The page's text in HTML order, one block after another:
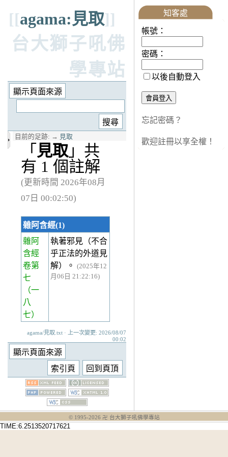
[[agama:見取]]
台大獅子吼佛
學專站
目前的足跡: → 見取
「 見取 」共
有 1 個註解
(更新時間 2026年08月
07日 00:02:50)
雜阿含經(1)
雜阿
含經
卷第
七
（一
八
七）
執著邪見（不合
乎正法的外道見
解）。
(2025年12
月06日 21:22:16)
agama/見取.txt · 上一次變更: 2026/08/07
00:02
知客處
帳號：
密碼：
以後自動登入
忘記密碼？
歡迎註冊以享全權！
© 1995-2026 卍 台大獅子吼佛學專站
TIME:6.2513520717621